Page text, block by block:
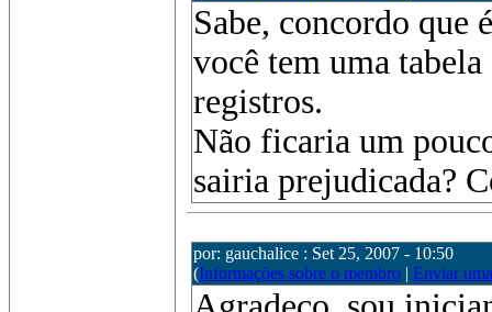
Sabe, concordo que
você tem uma
registros.
Não ficaria um
sairia prejudicada?
por: gauchalice : Set 25, 2007 - 10:50
(Informações sobre o membro| Enviar